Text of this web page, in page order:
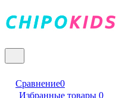
Сравнение0
Избранные товары 0